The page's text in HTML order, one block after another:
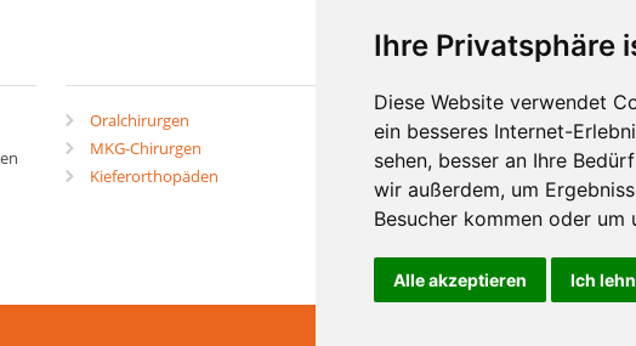
Ihre Privatsphäre
Diese Website verwendet
ein besseres Internet-
sehen, besser an Ihre
wir außerdem, um
Besucher kommen oder
Alle akzeptieren Ich
mehr ...
Oralchirurgen
MKG-Chirurgen
Kieferorthopäden
Zahnärzte in Städten
Zahnärzte in Stadtteilen